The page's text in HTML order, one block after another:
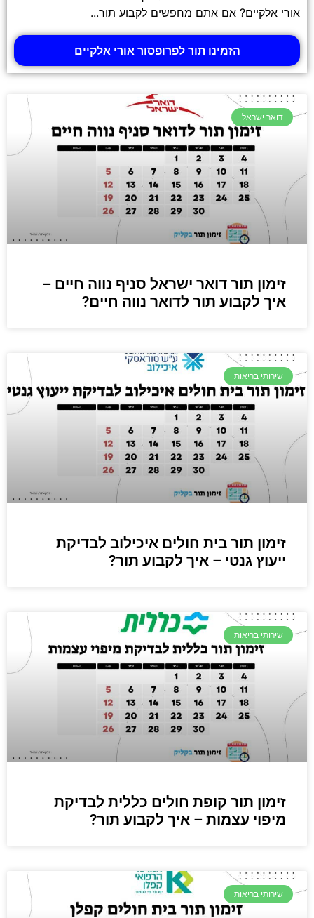
אורי אלקיים? אם אתם מחפשים לקבוע תור...
הזמינו תור לפרופסור אורי אלקיים
דואר ישראל
זימון תור דואר ישראל סניף נווה חיים –
איך לקבוע תור לדואר נווה חיים?
שירותי בריאות
זימון תור בית חולים איכילוב לבדיקת
ייעוץ גנטי – איך לקבוע תור?
שירותי בריאות
זימון תור קופת חולים כללית לבדיקת
מיפוי עצמות – איך לקבוע תור?
שירותי בריאות